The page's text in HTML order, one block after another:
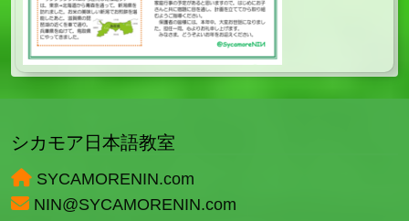
シカモア日本語教室
SYCAMORENIN.com
NIN@SYCAMORENIN.com